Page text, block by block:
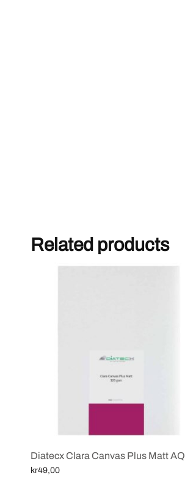
Related products
Diatecx Clara Canvas Plus Matt AQ
kr49,00